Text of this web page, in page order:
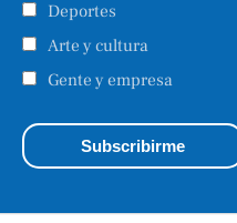
Deportes
Arte y cultura
Gente y empresa